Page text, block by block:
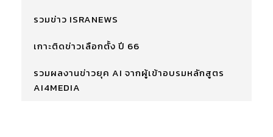
รวมข่าว ISRANEWS
เกาะติดข่าวเลือกตั้ง ปี 66
รวมผลงานข่าวยุค AI จากผู้เข้าอบรมหลักสูตร
AI4MEDIA